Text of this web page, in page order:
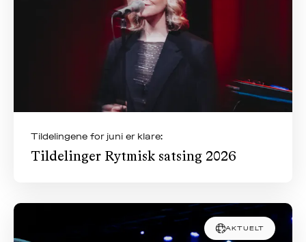
Tildelingene for juni er klare:
Tildelinger Rytmisk satsing 2026
AKTUELT